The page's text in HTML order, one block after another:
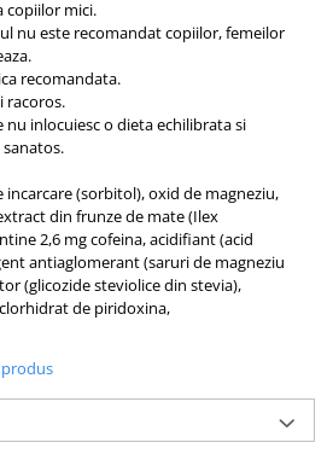
copiilor mici.
nu este recomandat copiilor, femeilor
recomandata.
racoros.
inlocuiesc o dieta echilibrata si
incarcare (sorbitol), oxid de magneziu,
din frunze de mate (Ilex
2,6 mg cofeina, acidifiant (acid
antiaglomerant (saruri de magneziu
(glicozide steviolice din stevia),
de piridoxina,